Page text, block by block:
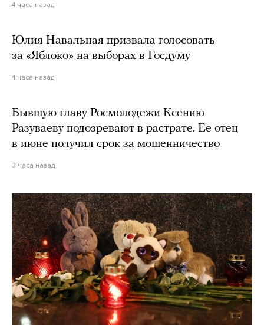
4 часа назад
Юлия Навальная призвала голосовать
за «Яблоко» на выборах в Госдуму
4 часа назад
Бывшую главу Росмолодежи Ксению
Разуваеву подозревают в растрате. Ее отец
в июне получил срок за мошенничество
3 часа назад